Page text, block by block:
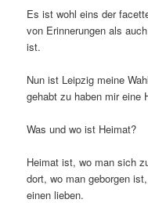
Es ist wohl eins der
von Erinnerungen als
ist.
Nun ist Leipzig meine
gehabt zu haben mir eine
Was und wo ist Heimat?
Heimat ist, wo man sich
dort, wo man geborgen
einen lieben.